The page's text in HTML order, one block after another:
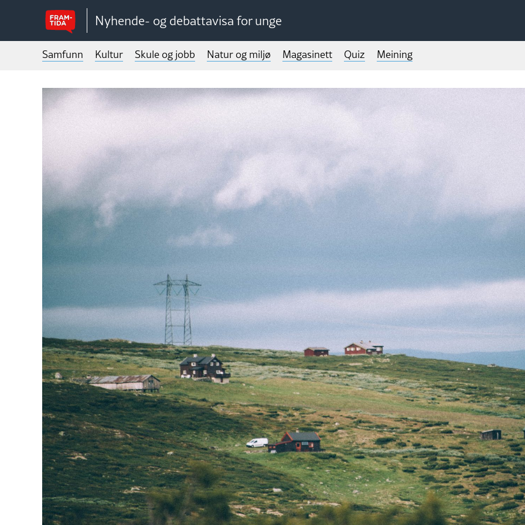
Nyhende- og debattavisa for unge
Samfunn Kultur Skule og jobb Natur og miljø Magasinett Quiz Meining